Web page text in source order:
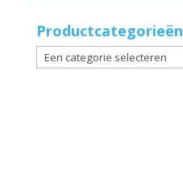
Productcategorieën